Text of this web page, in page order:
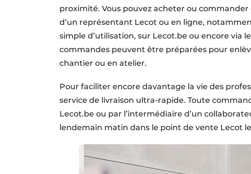
proximité. Vous pouvez acheter ou
d’un représentant Lecot ou en ligne,
simple d’utilisation, sur Lecot.be ou encore via
commandes peuvent être préparées pour
chantier ou en atelier.
Pour faciliter encore davantage la vie des
service de livraison ultra-rapide. Toute
Lecot.be ou par l’intermédiaire d’un
lendemain matin dans le point de vente Lecot